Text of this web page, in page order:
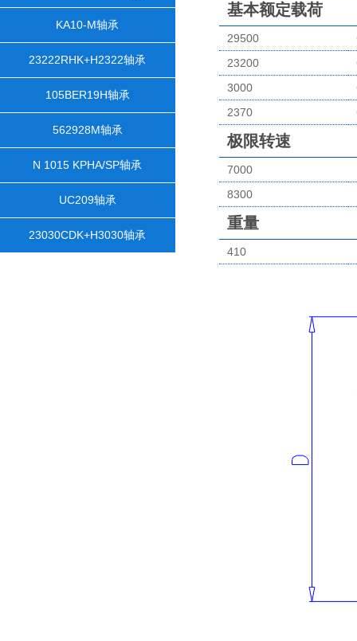
KA10-M轴承
23222RHK+H2322轴承
105BER19H轴承
562928M轴承
N 1015 KPHA/SP轴承
UC209轴承
23030CDK+H3030轴承
基本额定载荷
29500
23200
3000
2370
极限转速
7000
8300
重量
410